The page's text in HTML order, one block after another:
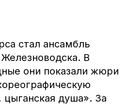
стал ансамбль
В
они показали жюри
душа». За